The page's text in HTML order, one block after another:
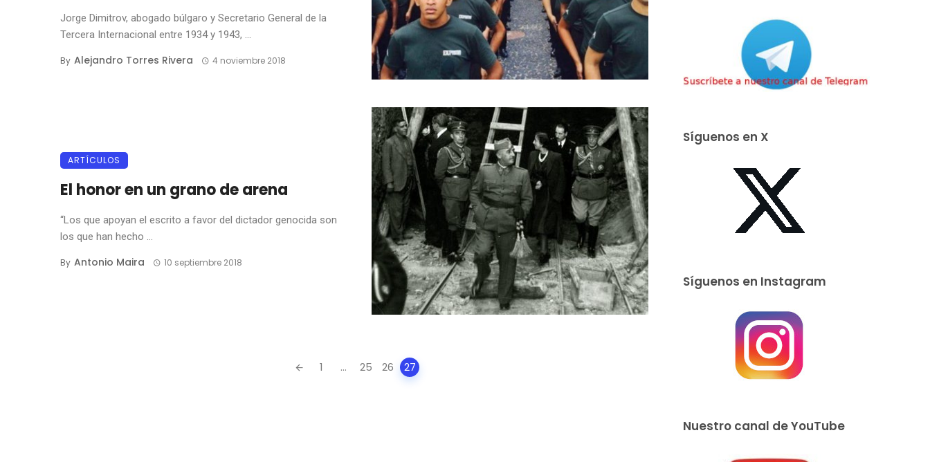
Jorge Dimitrov, abogado búlgaro y Secretario General de la
Tercera Internacional entre 1934 y 1943, ...
By Alejandro Torres Rivera 4 noviembre 2018
ARTÍCULOS
El honor en un grano de arena
“Los que apoyan el escrito a favor del dictador genocida son
los que han hecho ...
By Antonio Maira 10 septiembre 2018
1 ... 25 26 27
Síguenos en X
Síguenos en Instagram
Nuestro canal de YouTube